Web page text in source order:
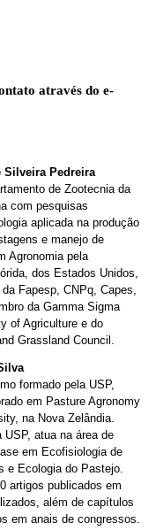
através do e-
Silveira Pedreira
de Zootecnia da
com pesquisas
aplicada na produção
e manejo de
Agronomia pela
dos Estados Unidos,
Fapesp, CNPq, Capes,
da Gamma Sigma
of Agriculture e do
Grassland Council.
formado pela USP,
em Pasture Agronomy
na Nova Zelândia.
USP, atua na área de
em Ecofisiologia de
e Ecologia do Pastejo.
artigos publicados em
além de capítulos
em anais de congressos.